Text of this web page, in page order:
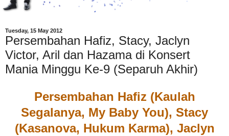
Tuesday, 15 May 2012
Persembahan Hafiz, Stacy, Jaclyn
Victor, Aril dan Hazama di Konsert
Mania Minggu Ke-9 (Separuh Akhir)
Persembahan Hafiz (Kaulah
Segalanya, My Baby You), Stacy
(Kasanova, Hukum Karma), Jaclyn